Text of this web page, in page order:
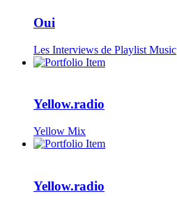
Oui
Les Interviews de Playlist Music
Yellow.radio
Yellow Mix
Yellow.radio